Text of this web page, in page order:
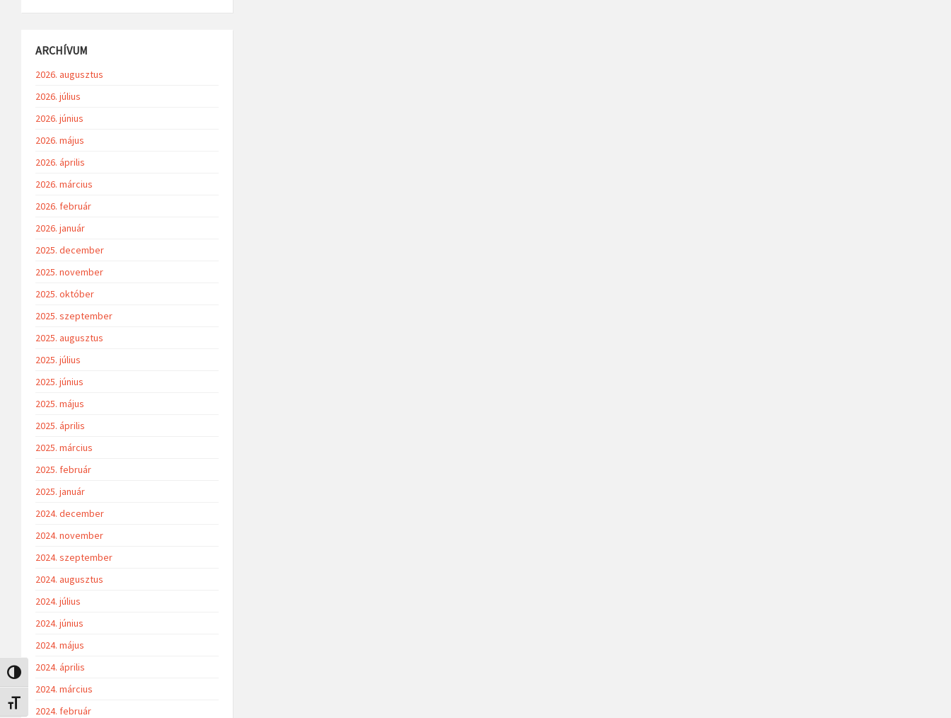
Nagy kontraszt váltása
Betűméret váltása
ARCHÍVUM
2026. augusztus
2026. július
2026. június
2026. május
2026. április
2026. március
2026. február
2026. január
2025. december
2025. november
2025. október
2025. szeptember
2025. augusztus
2025. július
2025. június
2025. május
2025. április
2025. március
2025. február
2025. január
2024. december
2024. november
2024. szeptember
2024. augusztus
2024. július
2024. június
2024. május
2024. április
2024. március
2024. február